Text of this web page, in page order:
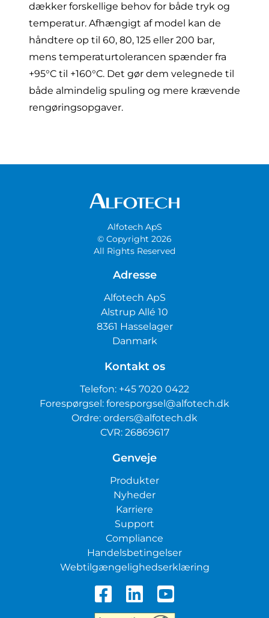
dækker forskellige behov for både tryk og
temperatur. Afhængigt af model kan de
håndtere op til 60, 80, 125 eller 200 bar,
mens temperaturtolerancen spænder fra
+95°C til +160°C. Det gør dem velegnede til
både almindelig spuling og mere krævende
rengøringsopgaver.
Alfotech ApS
© Copyright 2026
All Rights Reserved
Adresse
Alfotech ApS
Alstrup Allé 10
8361 Hasselager
Danmark
Kontakt os
Telefon: +45 7020 0422
Forespørgsel: foresporgsel@alfotech.dk
Ordre: orders@alfotech.dk
CVR: 26869617
Genveje
Produkter
Nyheder
Karriere
Support
Compliance
Handelsbetingelser
Webtilgængelighedserklæring